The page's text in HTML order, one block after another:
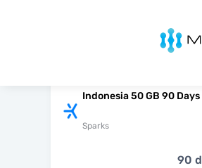
MobiMatter
Indonesia 50 GB 90 Days
Sparks
90